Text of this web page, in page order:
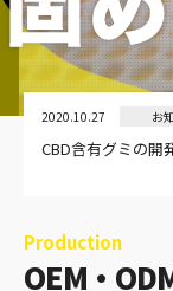
2024.05.31 お
製造実例に「みや
2020.10.27 お
CBD含有グミの開
2020.10.27 お
製造実例に「D3プ
Production
OEM・